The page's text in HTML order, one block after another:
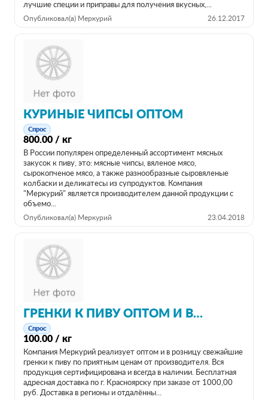
лучшие специи и приправы для получения вкусных,...
Опубликовал(а) Меркурий 26.12.2017
КУРИНЫЕ ЧИПСЫ ОПТОМ
Спрос
800.00 / кг
В России популярен определенный ассортимент мясных
закусок к пиву, это: мясные чипсы, вяленое мясо,
сырокопченое мясо, а также разнообразные сыровяленые
колбаски и деликатесы из супродуктов. Компания
"Меркурий" является производителем данной продукции с
объемо...
Опубликовал(а) Меркурий 23.04.2018
ГРЕНКИ К ПИВУ ОПТОМ И В РОЗНИЦУ ОТ ПРОИЗВОДИТЕЛЯ
Спрос
100.00 / кг
Компания Меркурий реализует оптом и в розницу свежайшие
гренки к пиву по приятным ценам от производителя. Вся
продукция сертифицирована и всегда в наличии. Бесплатная
адресная доставка по г. Красноярску при заказе от 1000,00
руб. Доставка в регионы и отдалённы...